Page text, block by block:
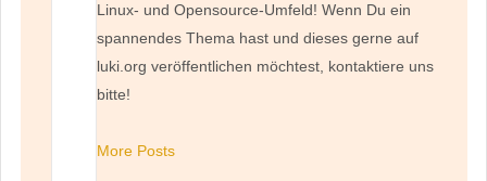
Linux- und Opensource-Umfeld! Wenn Du ein
spannendes Thema hast und dieses gerne auf
luki.org veröffentlichen möchtest, kontaktiere uns
bitte!
More Posts